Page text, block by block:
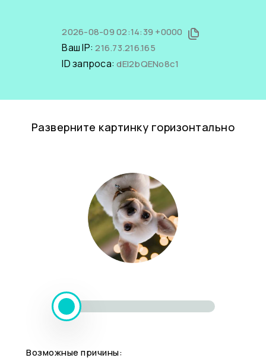
2026-08-09 02:14:39 +0000
Ваш IP:216.73.216.165
ID запроса:dEI2bQENo8c1
Разверните картинку горизонтально
Возможные причины: